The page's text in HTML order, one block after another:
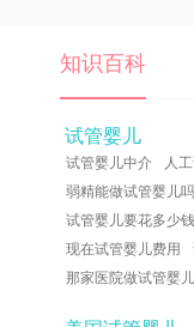
知识百科
试管婴儿
试管婴儿中介
人
弱精能做试管婴儿吗
试管婴儿要花多少钱
现在试管婴儿费用
那家医院做试管婴